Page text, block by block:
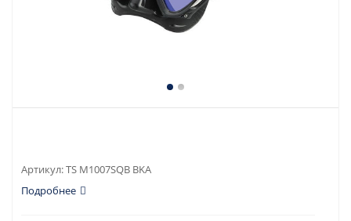
Артикул:TS M1007SQB BKA
Подробнее